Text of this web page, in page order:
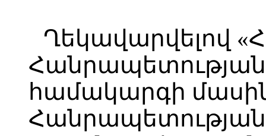
Ղեկավարվելով
Հանրապետության
համակարգի
Հանրապետության